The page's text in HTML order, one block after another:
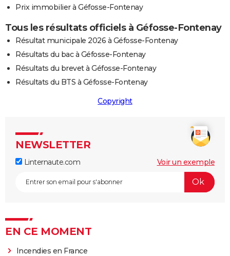
Prix immobilier à Géfosse-Fontenay
Tous les résultats officiels à Géfosse-Fontenay
Résultat municipale 2026 à Géfosse-Fontenay
Résultats du bac à Géfosse-Fontenay
Résultats du brevet à Géfosse-Fontenay
Résultats du BTS à Géfosse-Fontenay
Copyright
NEWSLETTER
Linternaute.com Voir un exemple
EN CE MOMENT
Incendies en France